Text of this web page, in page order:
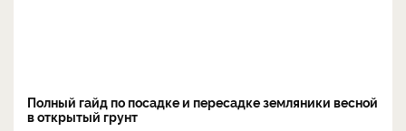
Полный гайд по посадке и пересадке земляники весной
в открытый грунт